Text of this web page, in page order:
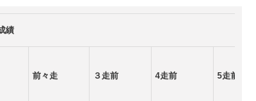
績
前々走 ３走前 4走前 5走前